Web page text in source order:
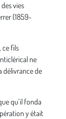
vies
(1859-
ce fils
ne
délivrance de
qu’il fonda
y était